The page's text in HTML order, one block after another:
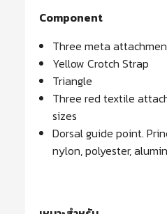
Component
Three meta
Yellow Crotch Strap
Triangle
Three red textile
sizes
Dorsal guide point.
nylon, polyester,